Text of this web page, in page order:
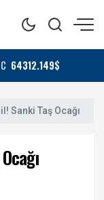
64312.149$
Sanki Taş Ocağı